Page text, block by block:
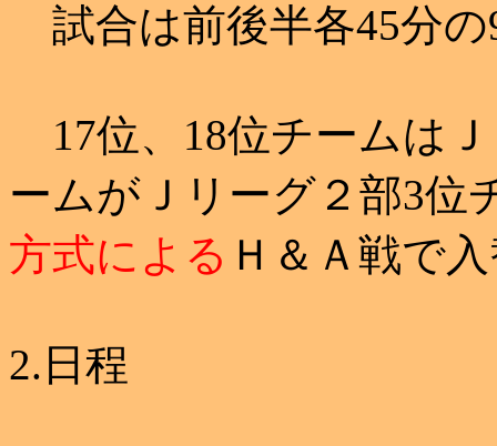
試合は前後半各45分の
17位、18位チームは
ームがＪリーグ２部3位
方式による Ｈ＆Ａ戦で
2.日程